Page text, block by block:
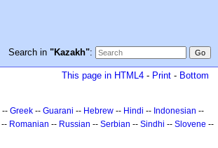
Search in "Kazakh":
This page in HTML4 - Print - Bottom
-- Greek -- Guarani -- Hebrew -- Hindi -- Indonesian --
-- Romanian -- Russian -- Serbian -- Sindhi -- Slovene --